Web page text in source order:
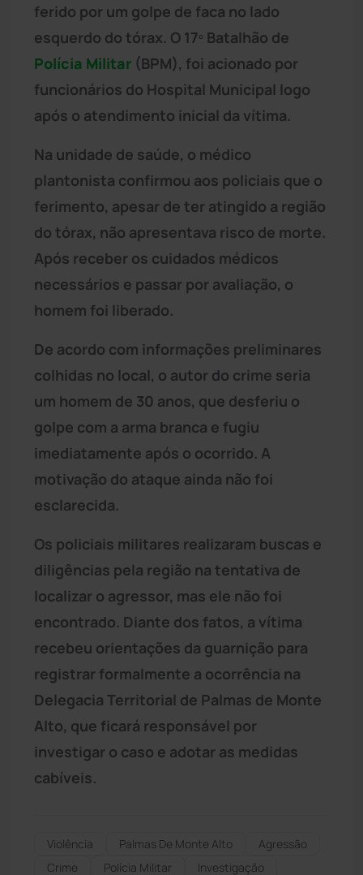
ferido por um golpe de faca no lado
esquerdo do tórax. O 17º Batalhão de
Polícia Militar (BPM), foi acionado por
funcionários do Hospital Municipal logo
após o atendimento inicial da vítima.
Na unidade de saúde, o médico
plantonista confirmou aos policiais que o
ferimento, apesar de ter atingido a região
do tórax, não apresentava risco de morte.
Após receber os cuidados médicos
necessários e passar por avaliação, o
homem foi liberado.
De acordo com informações preliminares
colhidas no local, o autor do crime seria
um homem de 30 anos, que desferiu o
golpe com a arma branca e fugiu
imediatamente após o ocorrido. A
motivação do ataque ainda não foi
esclarecida.
Os policiais militares realizaram buscas e
diligências pela região na tentativa de
localizar o agressor, mas ele não foi
encontrado. Diante dos fatos, a vítima
recebeu orientações da guarnição para
registrar formalmente a ocorrência na
Delegacia Territorial de Palmas de Monte
Alto, que ficará responsável por
investigar o caso e adotar as medidas
cabíveis.
Violência Palmas De Monte Alto
Agressão
Crime
Polícia Militar Investigação